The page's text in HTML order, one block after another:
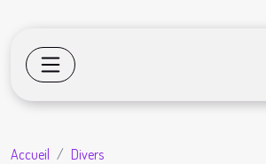
Accueil
Divers